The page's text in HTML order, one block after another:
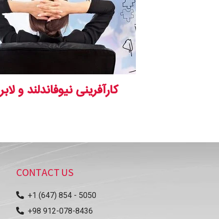
کارآفرینی نیوفاندلند و
CONTACT US
+1 (647) 854 - 5050
+98 912-078-8436